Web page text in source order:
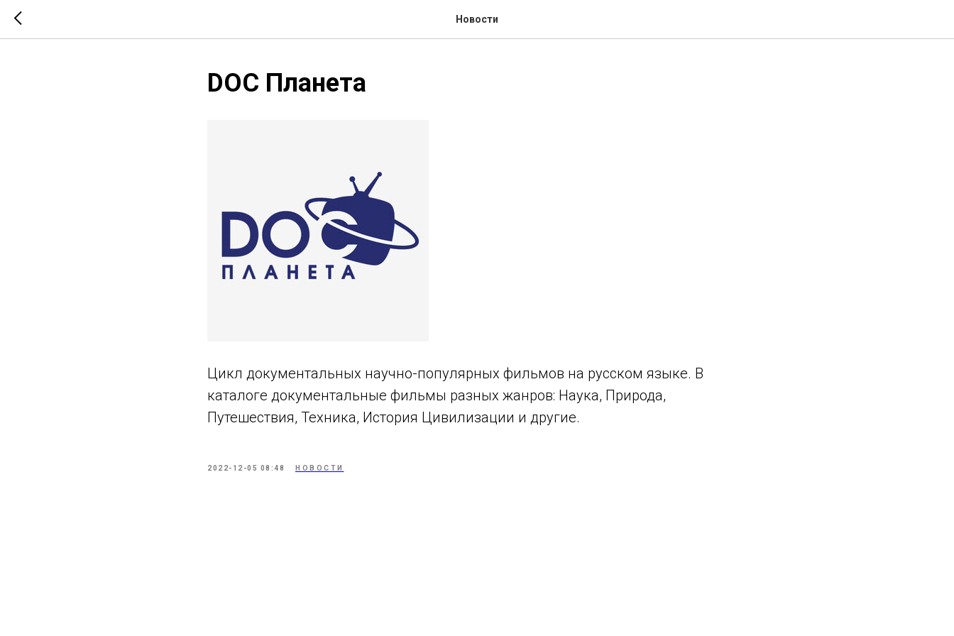
Новости
DOC Планета
Цикл документальных научно-популярных фильмов на русском языке. В
каталоге документальные фильмы разных жанров: Наука, Природа,
Путешествия, Техника, История Цивилизации и другие.
2022-12-05 08:48 НОВОСТИ